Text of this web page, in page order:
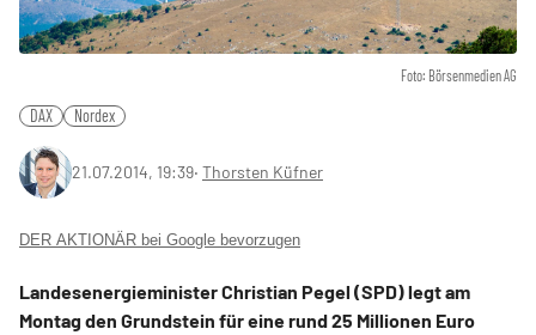
Foto: Börsenmedien AG
DAX Nordex
21.07.2014, 19:39‧ Thorsten Küfner
DER AKTIONÄR bei Google bevorzugen
Landesenergieminister Christian Pegel (SPD) legt am
Montag den Grundstein für eine rund 25 Millionen Euro